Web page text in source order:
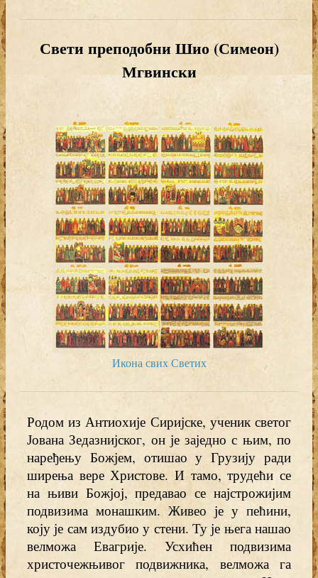
Свети преподобни Шио (Симеон)
Мгвински
Икона свих Светих
Родом из Антиохије Сиријске, ученик светог
Јована Зедазнијског, он је заједно с њим, по
наређењу Божјем, отишао у Грузију ради
ширења вере Христове. И тамо, трудећи се
на њиви Божјој, предавао се најстрожијим
подвизима монашким. Живео је у пећини,
коју је сам издубио у стени. Ту је њега нашао
велможа Евагрије. Усхићен подвизима
христочежњивог подвижника, велможа га